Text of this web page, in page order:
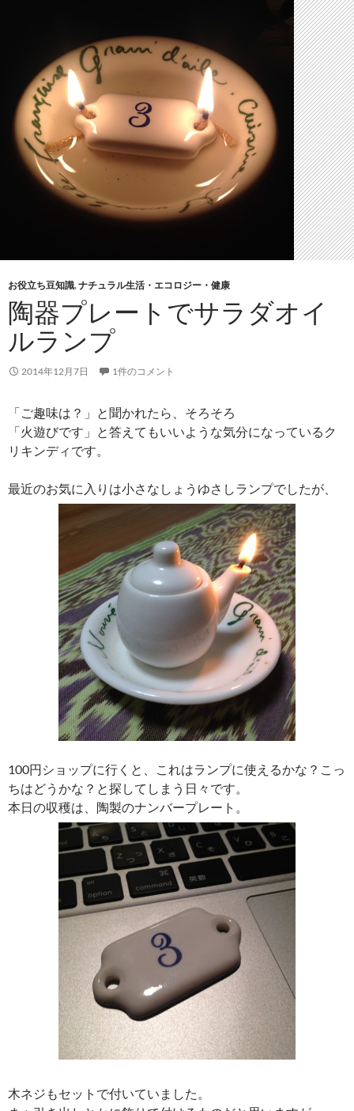
お役立ち豆知識,ナチュラル生活・エコロジー・健康
陶器プレートでサラダオイ
ルランプ
2014年12月7日 1件のコメント
「ご趣味は？」と聞かれたら、そろそろ
「火遊びです」と答えてもいいような気分になっているク
リキンディです。
最近のお気に入りは小さなしょうゆさしランプでしたが、
100円ショップに行くと、これはランプに使えるかな？こっ
ちはどうかな？と探してしまう日々です。
本日の収穫は、陶製のナンバープレート。
木ネジもセットで付いていました。